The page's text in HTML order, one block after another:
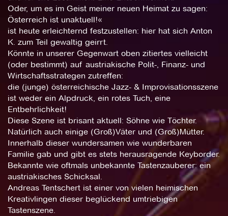
Oder, um es im Geist meiner neuen Heimat zu sagen:
Österreich ist unaktuell!«
ist heute erleichternd festzustellen: hier hat sich Anton
K. zum Teil gewaltig geirrt.
Könnte in unserer Gegenwart oben zitiertes vielleicht
(oder bestimmt) auf austriakische Polit-, Finanz- und
Wirtschaftsstrategen zutreffen:
die (junge) österreichische Jazz- & Improvisationsszene
ist weder ein Alpdruck, ein rotes Tuch, eine
Entbehrlichkeit!
Diese Szene ist brisant aktuell: Söhne wie Töchter.
Natürlich auch einige (Groß)Väter und (Groß)Mütter.
Innerhalb dieser wundersamen wie wunderbaren
Familie gab und gibt es stets herausragende Keyborder.
Bekannte wie oftmals unbekannte Tastenzauberer: ein
austriakisches Schicksal.
Andreas Tentschert ist einer von vielen heimischen
Kreativlingen dieser beglückend umtriebigen
Tastenszene.